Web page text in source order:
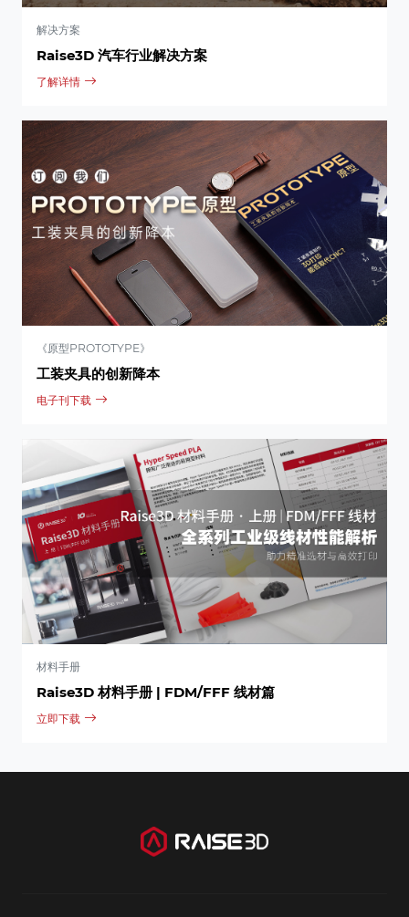
解决方案
Raise3D 汽车行业解决方案
了解详情
《原型PROTOTYPE》
工装夹具的创新降本
电子刊下载
材料手册
Raise3D 材料手册 | FDM/FFF 线材篇
立即下载